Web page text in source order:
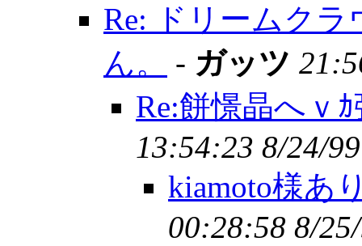
Re: ドリームク
ん。
- ガッツ
Re:餅憬晶へｖ
13:54:23 8/24/99
kiamoto様あ
00:28:58 8/